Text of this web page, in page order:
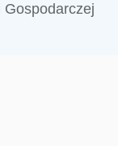
Gospodarczej